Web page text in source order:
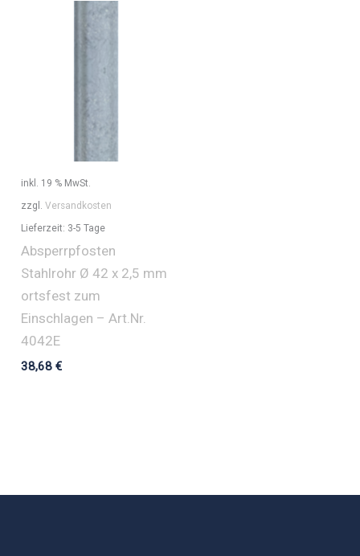
inkl. 19 % MwSt.
zzgl.Versandkosten
Lieferzeit: 3-5 Tage
Absperrpfosten
Stahlrohr Ø 42 x 2,5 mm
ortsfest zum
Einschlagen – Art.Nr.
4042E
38,68€